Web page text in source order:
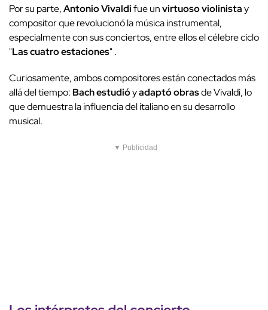
Por su parte,Antonio Vivaldifue unvirtuoso violinistay
compositor que revolucionó la música instrumental,
especialmente con sus conciertos, entre ellos el célebre ciclo
"Las cuatro estaciones" .
Curiosamente, ambos compositores están conectados más
allá del tiempo: Bach estudióyadaptó obrasde Vivaldi, lo
que demuestra la influencia del italiano en su desarrollo
musical.
▼ Publicidad